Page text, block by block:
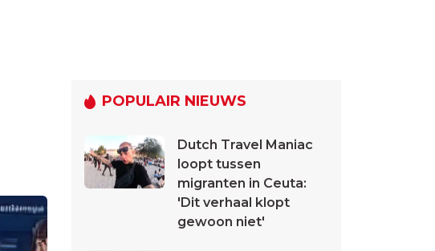
POPULAIR NIEUWS
Dutch Travel Maniac
loopt tussen
migranten in Ceuta:
'Dit verhaal klopt
gewoon niet'